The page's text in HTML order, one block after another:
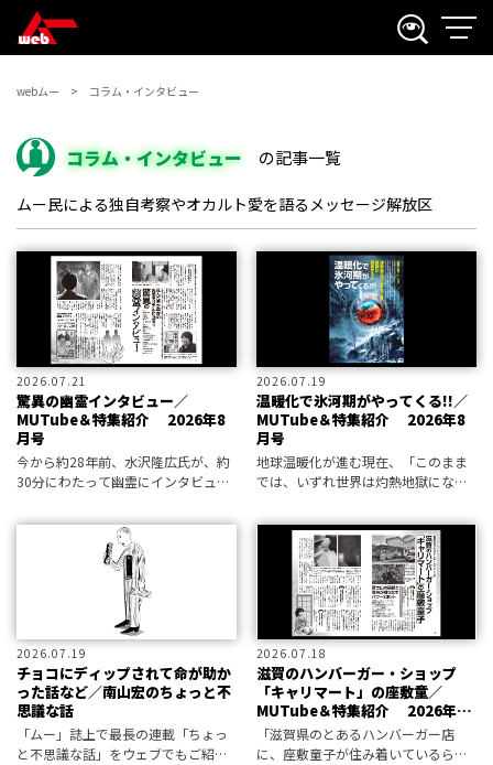
webムー コラム・インタビュー
コラム・インタビュー の記事一覧
ムー民による独自考察やオカルト愛を語るメッセージ解放区
2026.07.21
驚異の幽霊インタビュー／
MUTube＆特集紹介 2026年8
月号
今から約28年前、水沢隆広氏が、約
30分にわたって幽霊にインタビュー
編集長がMUTubeで解説。
2026.07.19
温暖化で氷河期がやってくる!!／
MUTube＆特集紹介 2026年8
月号
地球温暖化が進む現在、「このまま
では、いずれ世界は灼熱地獄にな
いる。しかし、最先端の気候科学が
導きだしたのは、真逆のシナリオだ
った。この記事を三上編集長が
MUTubeで
2026.07.19
チョコにディップされて命が助か
った話など／南山宏のちょっと不
思議な話
「ムー」誌上で最長の連載「ちょっ
と不思議な話」をウェブでもご紹
2026.07.18
滋賀のハンバーガー・ショップ
「キャリマート」の座敷童／
MUTube＆特集紹介 2026年8
月号
「滋賀県のとあるハンバーガー店
に、座敷童子が住み着いているらし